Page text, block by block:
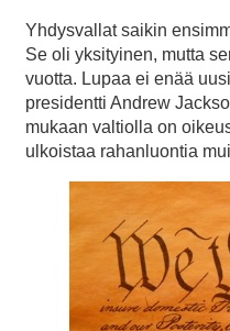
Yhdysvallat saikin
Se oli yksityinen, mutta
vuotta. Lupaa ei enää
presidentti Andrew
mukaan valtiolla on
ulkoistaa rahanluontia